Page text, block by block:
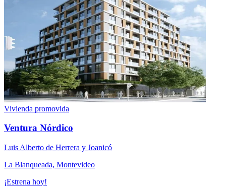
Vivienda promovida
Ventura Nórdico
Luis Alberto de Herrera y Joanicó
La Blanqueada, Montevideo
¡Estrena hoy!